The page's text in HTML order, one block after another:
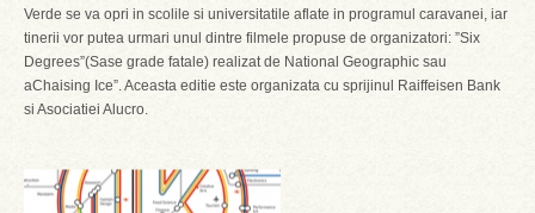
Verde se va opri in scolile si universitatile aflate in programul caravanei, iar
tinerii vor putea urmari unul dintre filmele propuse de organizatori: ”Six
Degrees”(Sase grade fatale) realizat de National Geographic sau
aChaising Ice”. Aceasta editie este organizata cu sprijinul Raiffeisen Bank
si Asociatiei Alucro.